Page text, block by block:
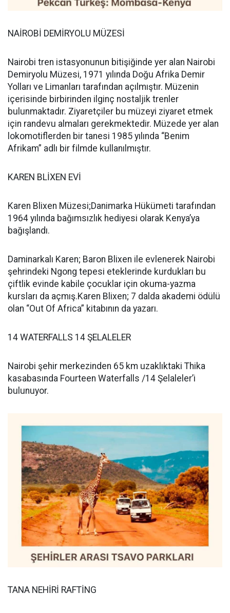
NAİROBİ DEMİRYOLU MÜZESİ
Nairobi tren istasyonunun bitişiğinde yer alan Nairobi
Demiryolu Müzesi, 1971 yılında Doğu Afrika Demir
Yolları ve Limanları tarafından açılmıştır. Müzenin
içerisinde birbirinden ilginç nostaljik trenler
bulunmaktadır. Ziyaretçiler bu müzeyi ziyaret etmek
için randevu almaları gerekmektedir. Müzede yer alan
lokomotiflerden bir tanesi 1985 yılında “Benim
Afrikam” adlı bir filmde kullanılmıştır.
KAREN BLİXEN EVİ
Karen Blixen Müzesi;Danimarka Hükümeti tarafından
1964 yılında bağımsızlık hediyesi olarak Kenya’ya
bağışlandı.
Daminarkalı Karen; Baron Blixen ile evlenerek Nairobi
şehrindeki Ngong tepesi eteklerinde kurdukları bu
çiftlik evinde kabile çocuklar için okuma-yazma
kursları da açmış.Karen Blixen; 7 dalda akademi ödülü
olan “Out Of Africa” kitabının da yazarı.
14 WATERFALLS 14 ŞELALELER
Nairobi şehir merkezinden 65 km uzaklıktaki Thika
kasabasında Fourteen Waterfalls /14 Şelaleler’i
bulunuyor.
TANA NEHİRİ RAFTİNG